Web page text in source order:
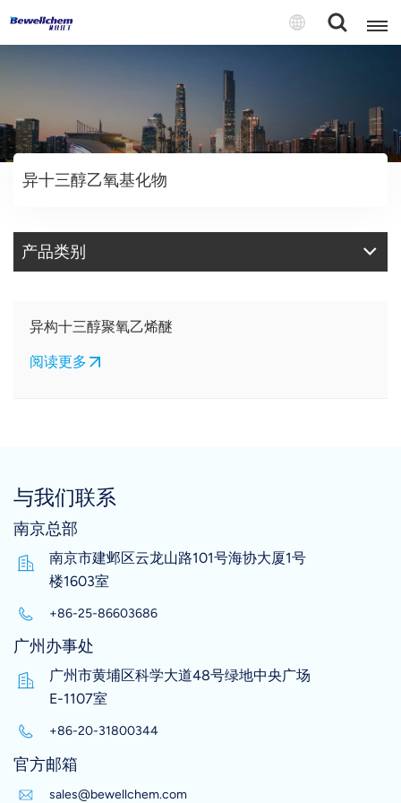
English
Русский
中文
Español
异十三醇乙氧基化物
产品类别
异构十三醇聚氧乙烯醚
阅读更多
与我们联系
南京总部
南京市建邺区云龙山路101号海协大厦1号
楼1603室
+86-25-86603686
广州办事处
广州市黄埔区科学大道48号绿地中央广场
E-1107室
+86-20-31800344
官方邮箱
sales@bewellchem.com